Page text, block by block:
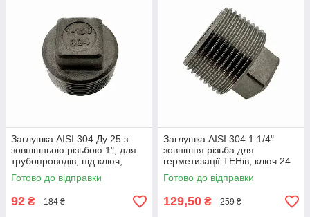
Заглушка AISI 304 Ду 25 з
зовнішньою різьбою 1", для
трубопроводів, під ключ,
надійна конструкція
Готово до відправки
92 ₴ 184 ₴
Заглушка AISI 304 1 1/4"
зовнішня різьба для
герметизації ТЕНів, ключ 24
мм, діаметр 32 мм
Готово до відправки
129,50 ₴ 259 ₴